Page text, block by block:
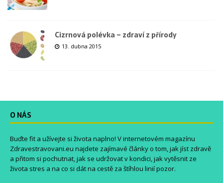
Cizrnová polévka – zdraví z přírody
13. dubna 2015
O NÁS
Buďte fit a užívejte si života naplno! V internetovém magazínu
Zdravestravovani.eu najdete zajímavé články o tom, jak jíst zdravě
a přitom si pochutnat, jak se udržovat v kondici, jak vytěsnit ze
života stres a na co si dát na cestě za štíhlou linií pozor.